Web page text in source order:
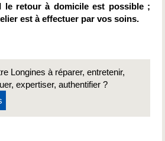
le retour à domicile est possible ;
est à effectuer par vos soins.
Longines à réparer, entretenir,
expertiser, authentifier ?